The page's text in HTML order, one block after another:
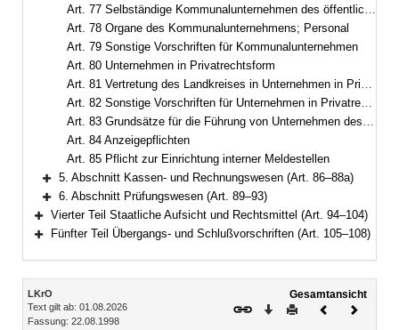
Art. 77 Selbständige Kommunalunternehmen des öffentlichen Rechts
Art. 78 Organe des Kommunalunternehmens; Personal
Art. 79 Sonstige Vorschriften für Kommunalunternehmen
Art. 80 Unternehmen in Privatrechtsform
Art. 81 Vertretung des Landkreises in Unternehmen in Privatrechtsform
Art. 82 Sonstige Vorschriften für Unternehmen in Privatrechtsform
Art. 83 Grundsätze für die Führung von Unternehmen des Landkreises
Art. 84 Anzeigepflichten
Art. 85 Pflicht zur Einrichtung interner Meldestellen
Bereich erweitern
5. Abschnitt Kassen- und Rechnungswesen (Art. 86–88a)
Bereich erweitern
6. Abschnitt Prüfungswesen (Art. 89–93)
Bereich erweitern
Vierter Teil Staatliche Aufsicht und Rechtsmittel (Art. 94–104)
Fünfter Teil Übergangs- und Schlußvorschriften (Art. 105–108)
Inhalt
LKrO
Text gilt ab: 01.08.2026
Fassung: 22.08.1998
Gesamtansicht
Download
DruckenVorheriges